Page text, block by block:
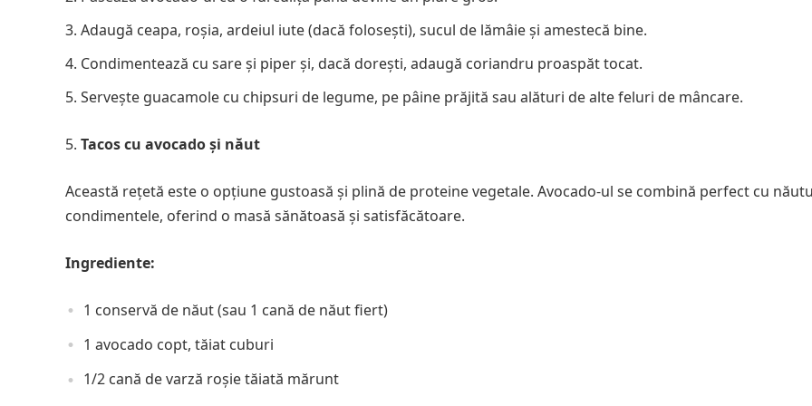
Adaugă ceapa, roșia, ardeiul iute (dacă folosești), sucul de lămâie și amestecă bine.
Condimentează cu sare și piper și, dacă dorești, adaugă coriandru proaspăt tocat.
Servește guacamole cu chipsuri de legume, pe pâine prăjită sau alături de alte feluri de mâncare.
Tacos cu avocado și năut
Această rețetă este o opțiune gustoasă și plină de proteine vegetale. Avocado-ul se combină perfect cu
condimentele, oferind o masă sănătoasă și satisfăcătoare.
Ingrediente:
1 conservă de năut (sau 1 cană de năut fiert)
1 avocado copt, tăiat cuburi
1/2 cană de varză roșie tăiată mărunt